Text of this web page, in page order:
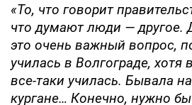
«То, что говорит
что думают люди — другое.
это очень важный вопрос,
училась в Волгограде, хотя
все-таки училась. Бывала
кургане… Конечно, нужно